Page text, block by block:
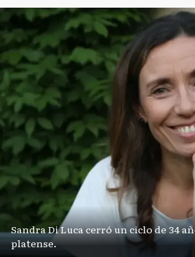
Sandra Di Luca cerró un ciclo de 34
platense.